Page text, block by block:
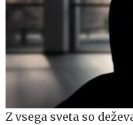
Z vsega sveta so